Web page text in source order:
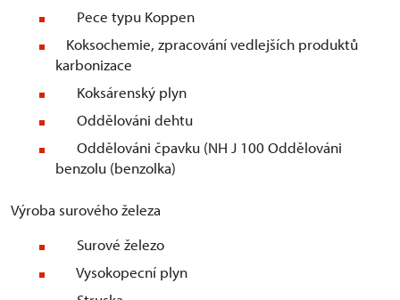
Pece typu Koppen
Koksochemie, zpracování vedlejších produktů
karbonizace
Koksárenský plyn
Oddělováni dehtu
Oddělováni čpavku (NH J 100 Oddělováni
benzolu (benzolka)
Výroba surového železa
Surové železo
Vysokopecní plyn